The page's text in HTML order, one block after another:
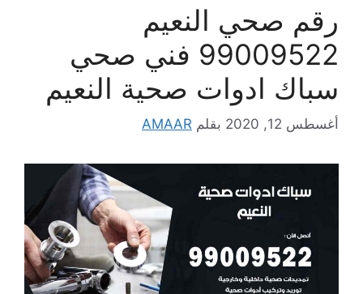
رقم صحي النعيم
99009522 فني صحي
سباك ادوات صحية النعيم
أغسطس 12, 2020 بقلم AMAAR